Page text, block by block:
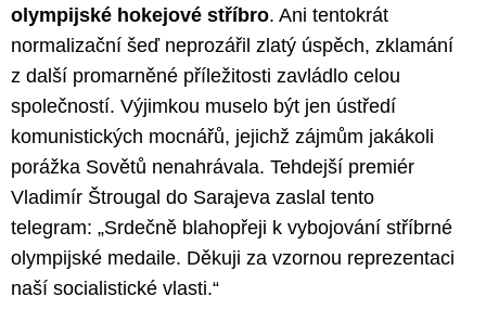
olympijské hokejové stříbro. Ani tentokrát
normalizační šeď neprozářil zlatý úspěch, zklamání
z další promarněné příležitosti zavládlo celou
společností. Výjimkou muselo být jen ústředí
komunistických mocnářů, jejichž zájmům jakákoli
porážka Sovětů nenahrávala. Tehdejší premiér
Vladimír Štrougal do Sarajeva zaslal tento
telegram: „Srdečně blahopřeji k vybojování stříbrné
olympijské medaile. Děkuji za vzornou reprezentaci
naší socialistické vlasti.“